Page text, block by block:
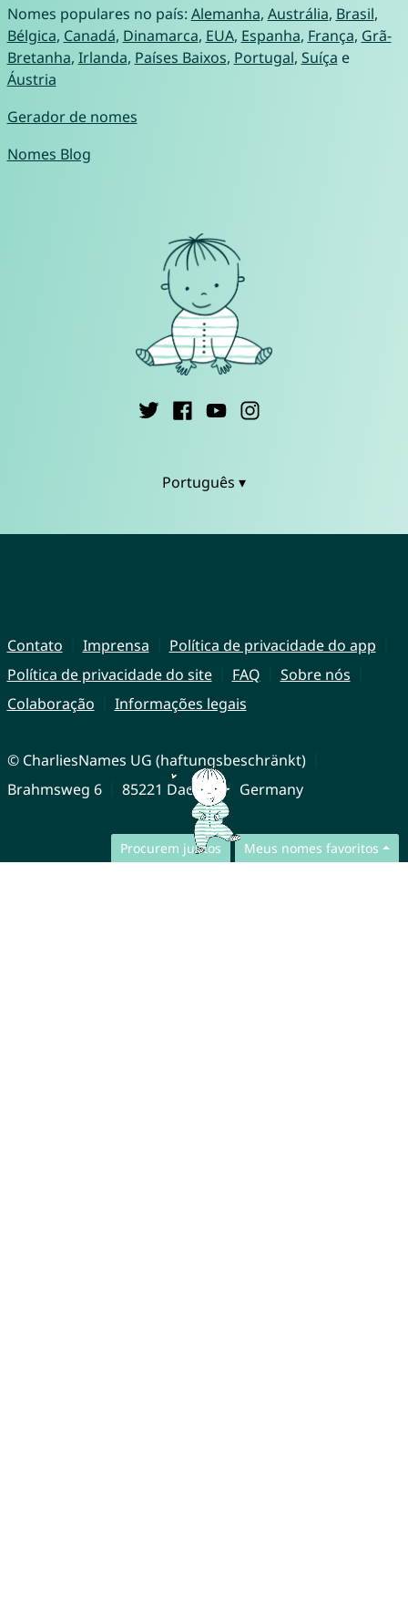
Procurem juntos Meus nomes favoritos
Nomes populares no país: Alemanha, Austrália, Brasil,
Bélgica, Canadá, Dinamarca, EUA, Espanha, França, Grã-
Bretanha, Irlanda, Países Baixos, Portugal, Suíça e
Áustria
Gerador de nomes
Nomes Blog
Português ▾
Contato Imprensa
Política de privacidade do app
Política de privacidade do site
FAQ
Sobre nós
Colaboração
Informações legais
© CharliesNames UG (haftungsbeschränkt)
Brahmsweg 6
85221 Dachau Germany